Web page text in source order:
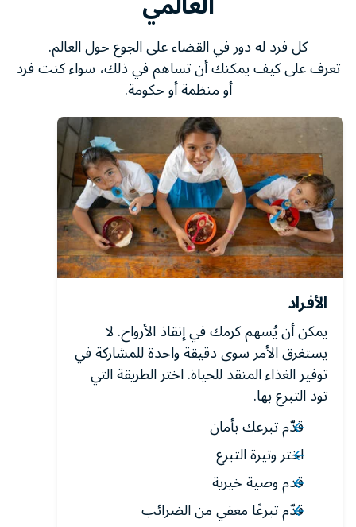
كل فرد له دور في القضاء على الجوع حول العالم.
تعرف على كيف يمكنك أن تساهم في ذلك، سواء كنت فرد
أو منظمة أو حكومة.
الأفراد
يمكن أن يُسهم كرمك في إنقاذ الأرواح. لا
يستغرق الأمر سوى دقيقة واحدة للمشاركة في
توفير الغذاء المنقذ للحياة. اختر الطريقة التي
تود التبرع بها.
قدّم تبرعك بأمان
اختر وتيرة التبرع
قدم وصية خيرية
قدّم تبرعًا معفي من الضرائب